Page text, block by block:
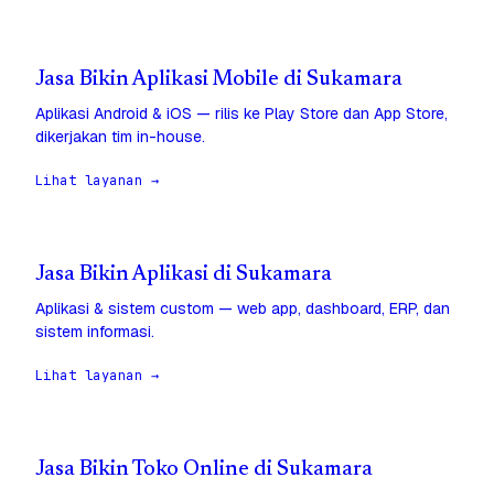
Jasa Bikin Aplikasi Mobile di Sukamara
Aplikasi Android & iOS — rilis ke Play Store dan App Store,
dikerjakan tim in-house.
Lihat layanan →
Jasa Bikin Aplikasi di Sukamara
Aplikasi & sistem custom — web app, dashboard, ERP, dan
sistem informasi.
Lihat layanan →
Jasa Bikin Toko Online di Sukamara